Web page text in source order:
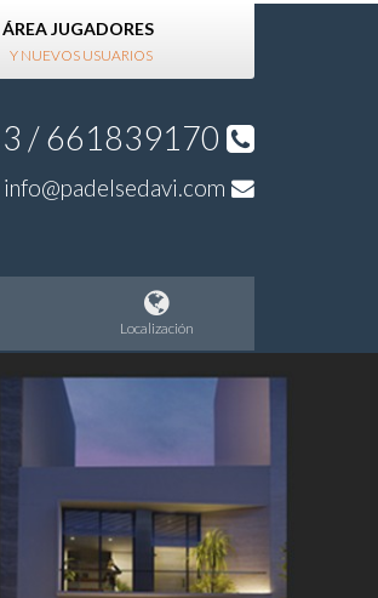
ÁREA JUGADORES
Y NUEVOS USUARIOS
/ 661839170
info@padelsedavi.com
Localización